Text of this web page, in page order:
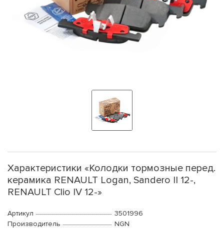
Характеристики «Колодки тормозные перед.
керамика RENAULT Logan, Sandero II 12-,
RENAULT Clio IV 12-»
Артикул
3501996
Производитель
NGN